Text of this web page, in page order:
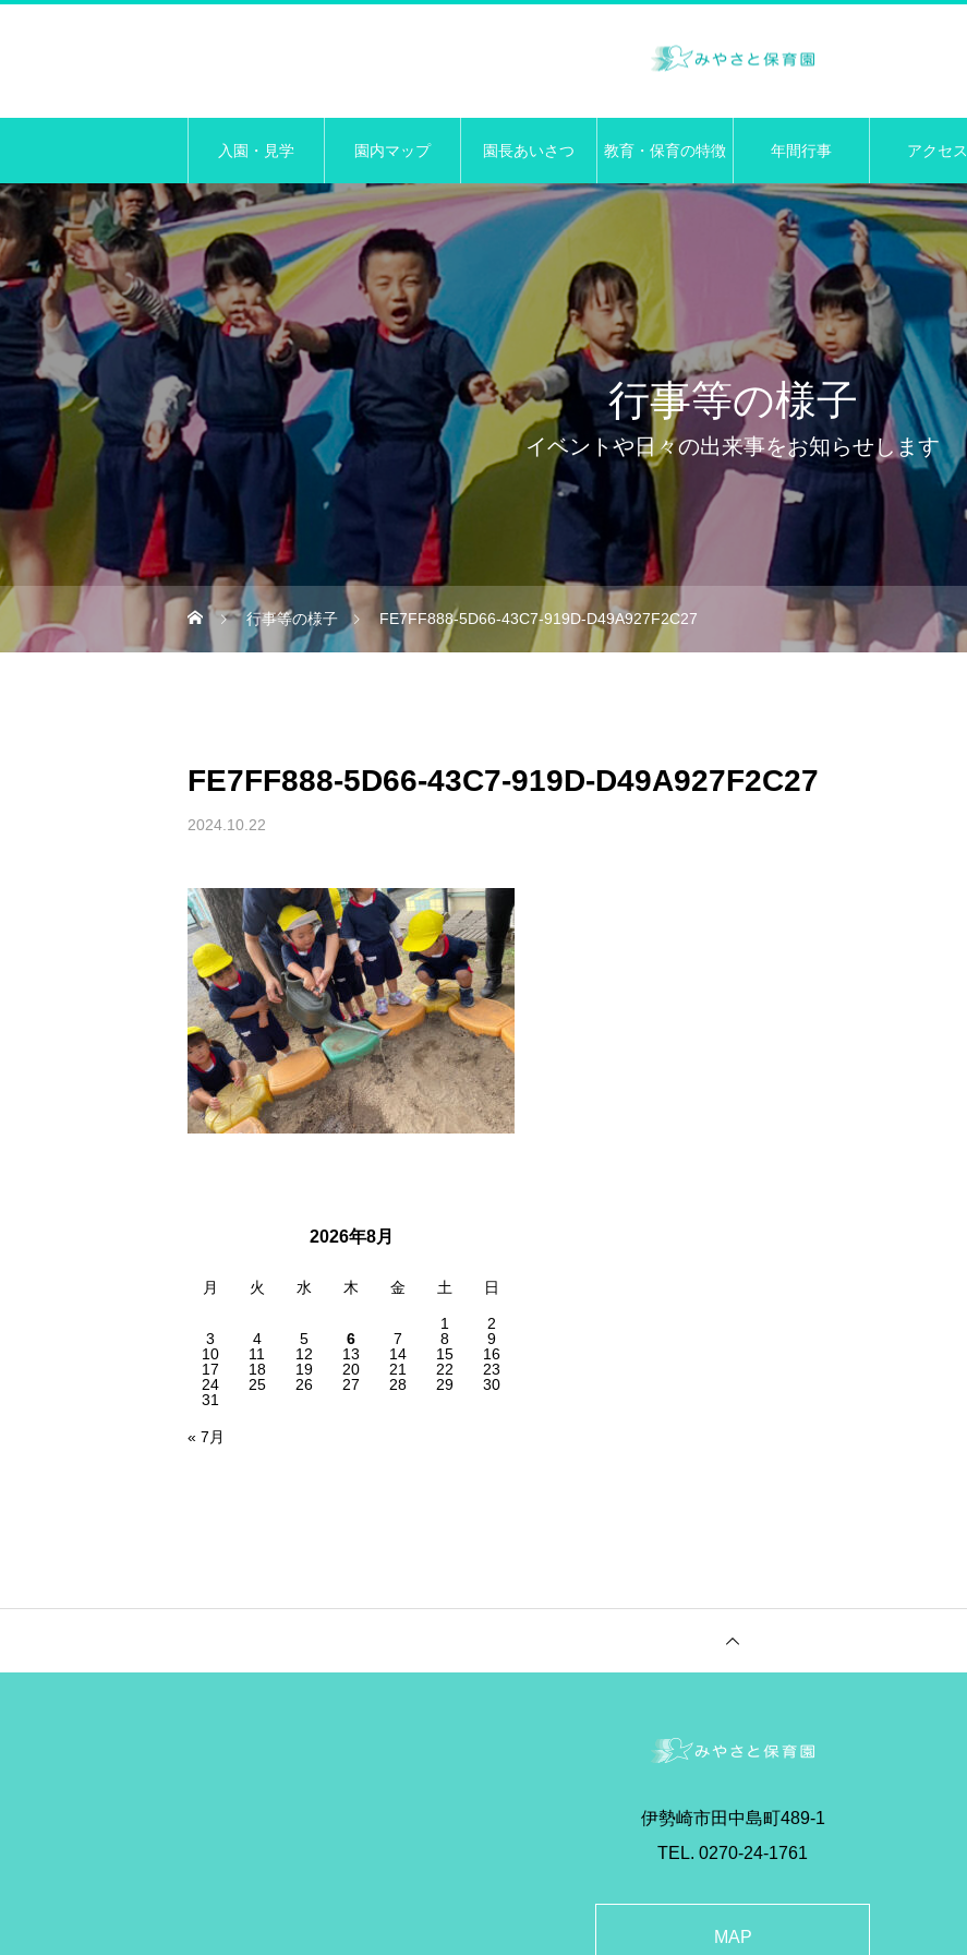
入園・見学 園内マップ 園長あいさつ 教育・保育の特徴 年間行事 アクセス
行事等の様子
イベントや日々の出来事をお知らせします
行事等の様子 FE7FF888-5D66-43C7-919D-D49A927F2C27
FE7FF888-5D66-43C7-919D-D49A927F2C27
2024.10.22
2026年8月
月 火 水 木 金 土 日
1
2
3
4 5 6 7 8
9
10
11 12 13 14 15
16
17
18 19 20 21 22
23
24
25 26 27 28 29
30
31
« 7月
伊勢崎市田中島町489-1
TEL. 0270-24-1761
MAP